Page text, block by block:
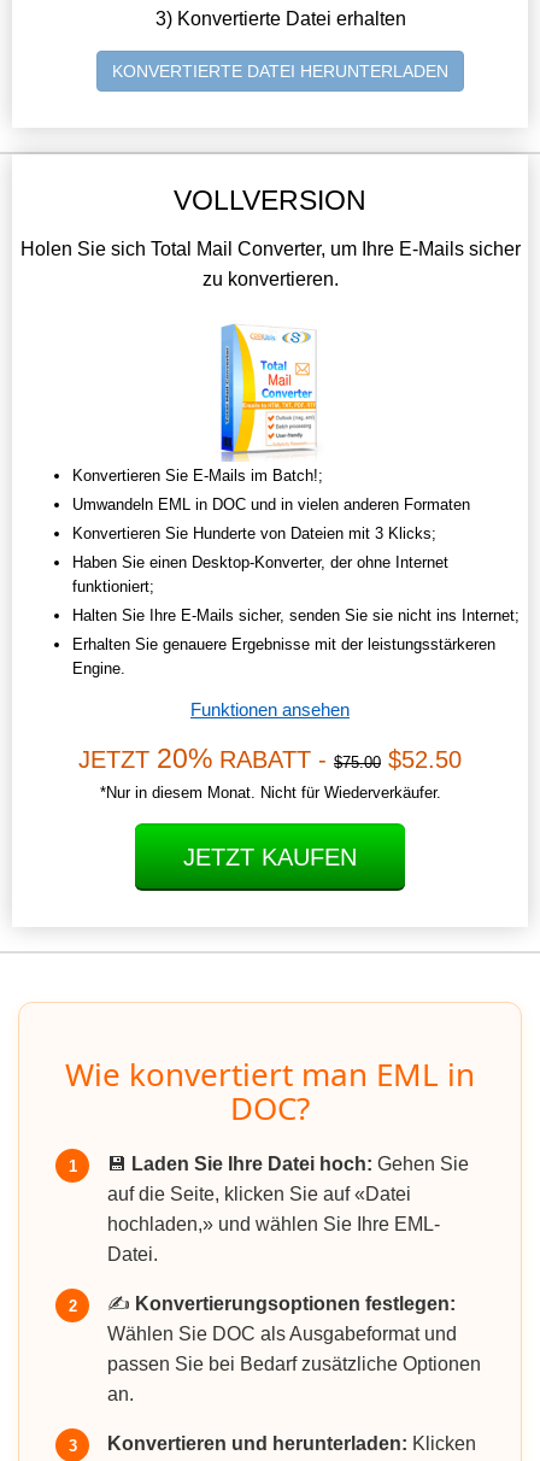
3) Konvertierte Datei erhalten
KONVERTIERTE DATEI HERUNTERLADEN
VOLLVERSION
Holen Sie sich Total Mail Converter, um Ihre E-Mails sicher
zu konvertieren.
Konvertieren Sie E-Mails im Batch!;
Umwandeln EML in DOC und in vielen anderen Formaten
Konvertieren Sie Hunderte von Dateien mit 3 Klicks;
Haben Sie einen Desktop-Konverter, der ohne Internet
funktioniert;
Halten Sie Ihre E-Mails sicher, senden Sie sie nicht ins Internet;
Erhalten Sie genauere Ergebnisse mit der leistungsstärkeren
Engine.
Funktionen ansehen
JETZT 20% RABATT - $75.00 $52.50
*Nur in diesem Monat. Nicht für Wiederverkäufer.
JETZT KAUFEN
Wie konvertiert man EML in
DOC?
1 💾 Laden Sie Ihre Datei hoch: Gehen Sie
auf die Seite, klicken Sie auf «Datei
hochladen,» und wählen Sie Ihre EML-
Datei.
2 ✍️ Konvertierungsoptionen festlegen:
Wählen Sie DOC als Ausgabeformat und
passen Sie bei Bedarf zusätzliche Optionen
an.
3 Konvertieren und herunterladen: Klicken